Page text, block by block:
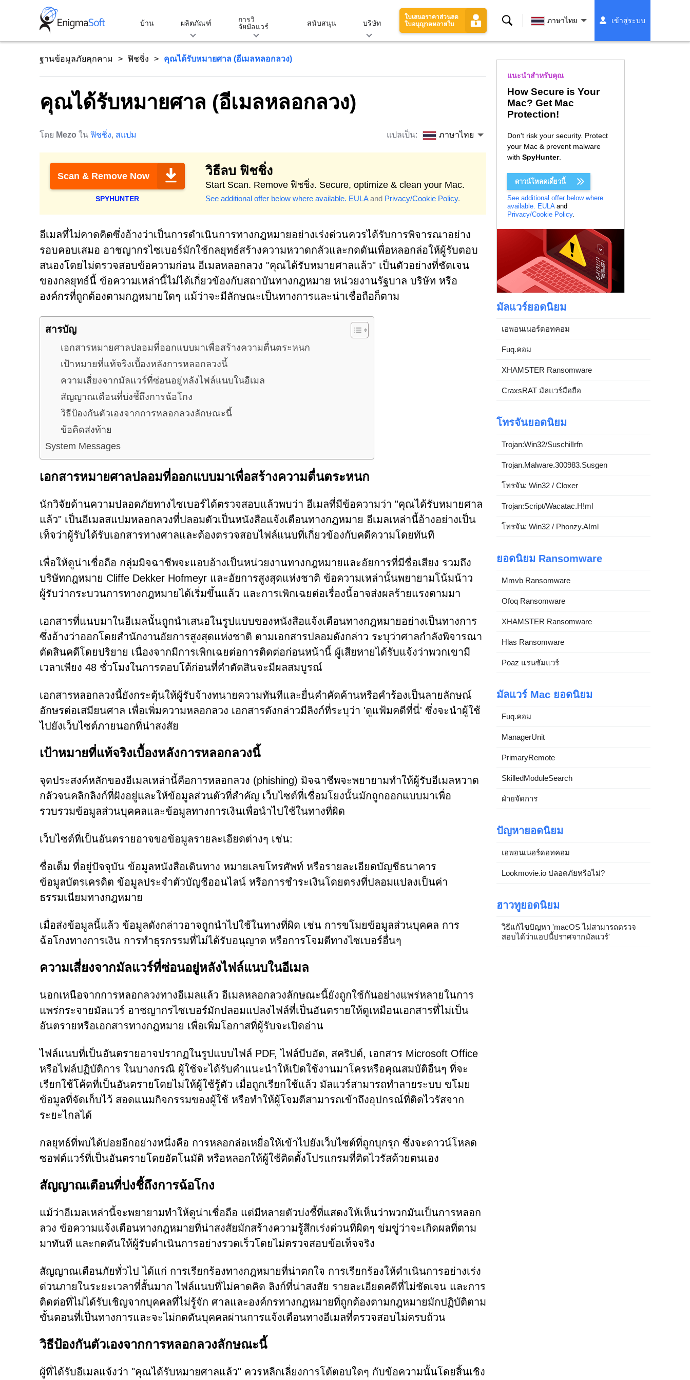
บ้าน ผลิตภัณฑ์
การวิ
จัยมัลแวร์
สนับสนุน บริษัท
ใบเสนอราคาส่วนลด
ใบอนุญาตหลายใบ
ค้นหา ภาษาไทย เข้าสู่ระบบ
ฐานข้อมูลภัยคุกคาม ฟิชชิ่ง คุณได้รับหมายศาล (อีเมลหลอกลวง)
คุณได้รับหมายศาล (อีเมลหลอกลวง)
โดย Mezo ใน ฟิชชิ่ง, สแปม แปลเป็น: ภาษาไทย
Scan & Remove Now
SPYHUNTER
วิธีลบ ฟิชชิ่ง
Start Scan. Remove ฟิชชิ่ง. Secure, optimize & clean your Mac.
See additional offer below where available. EULAand Privacy/Cookie Policy.
อีเมลที่ไม่คาดคิดซึ่งอ้างว่าเป็นการดำเนินการทางกฎหมายอย่างเร่งด่วนควรได้รับการพิจารณาอย่าง
รอบคอบเสมอ อาชญากรไซเบอร์มักใช้กลยุทธ์สร้างความหวาดกลัวและกดดันเพื่อหลอกล่อให้ผู้รับตอบ
สนองโดยไม่ตรวจสอบข้อความก่อน อีเมลหลอกลวง "คุณได้รับหมายศาลแล้ว" เป็นตัวอย่างที่ชัดเจน
ของกลยุทธ์นี้ ข้อความเหล่านี้ไม่ได้เกี่ยวข้องกับสถาบันทางกฎหมาย หน่วยงานรัฐบาล บริษัท หรือ
องค์กรที่ถูกต้องตามกฎหมายใดๆ แม้ว่าจะมีลักษณะเป็นทางการและน่าเชื่อถือก็ตาม
สารบัญ
เอกสารหมายศาลปลอมที่ออกแบบมาเพื่อสร้างความตื่นตระหนก
เป้าหมายที่แท้จริงเบื้องหลังการหลอกลวงนี้
ความเสี่ยงจากมัลแวร์ที่ซ่อนอยู่หลังไฟล์แนบในอีเมล
สัญญาณเตือนที่บ่งชี้ถึงการฉ้อโกง
วิธีป้องกันตัวเองจากการหลอกลวงลักษณะนี้
ข้อคิดส่งท้าย
System Messages
เอกสารหมายศาลปลอมที่ออกแบบมาเพื่อสร้างความตื่นตระหนก
นักวิจัยด้านความปลอดภัยทางไซเบอร์ได้ตรวจสอบแล้วพบว่า อีเมลที่มีข้อความว่า "คุณได้รับหมายศาล
แล้ว" เป็นอีเมลสแปมหลอกลวงที่ปลอมตัวเป็นหนังสือแจ้งเตือนทางกฎหมาย อีเมลเหล่านี้อ้างอย่างเป็น
เท็จว่าผู้รับได้รับเอกสารทางศาลและต้องตรวจสอบไฟล์แนบที่เกี่ยวข้องกับคดีความโดยทันที
เพื่อให้ดูน่าเชื่อถือ กลุ่มมิจฉาชีพจะแอบอ้างเป็นหน่วยงานทางกฎหมายและอัยการที่มีชื่อเสียง รวมถึง
บริษัทกฎหมาย Cliffe Dekker Hofmeyr และอัยการสูงสุดแห่งชาติ ข้อความเหล่านั้นพยายามโน้มน้าว
ผู้รับว่ากระบวนการทางกฎหมายได้เริ่มขึ้นแล้ว และการเพิกเฉยต่อเรื่องนี้อาจส่งผลร้ายแรงตามมา
เอกสารที่แนบมาในอีเมลนั้นถูกนำเสนอในรูปแบบของหนังสือแจ้งเตือนทางกฎหมายอย่างเป็นทางการ
ซึ่งอ้างว่าออกโดยสำนักงานอัยการสูงสุดแห่งชาติ ตามเอกสารปลอมดังกล่าว ระบุว่าศาลกำลังพิจารณา
ตัดสินคดีโดยปริยาย เนื่องจากมีการเพิกเฉยต่อการติดต่อก่อนหน้านี้ ผู้เสียหายได้รับแจ้งว่าพวกเขามี
เวลาเพียง 48 ชั่วโมงในการตอบโต้ก่อนที่คำตัดสินจะมีผลสมบูรณ์
เอกสารหลอกลวงนี้ยังกระตุ้นให้ผู้รับจ้างทนายความทันทีและยื่นคำคัดค้านหรือคำร้องเป็นลายลักษณ์
อักษรต่อเสมียนศาล เพื่อเพิ่มความหลอกลวง เอกสารดังกล่าวมีลิงก์ที่ระบุว่า 'ดูแฟ้มคดีที่นี่' ซึ่งจะนำผู้ใช้
ไปยังเว็บไซต์ภายนอกที่น่าสงสัย
เป้าหมายที่แท้จริงเบื้องหลังการหลอกลวงนี้
จุดประสงค์หลักของอีเมลเหล่านี้คือการหลอกลวง (phishing) มิจฉาชีพจะพยายามทำให้ผู้รับอีเมลหวาด
กลัวจนคลิกลิงก์ที่ฝังอยู่และให้ข้อมูลส่วนตัวที่สำคัญ เว็บไซต์ที่เชื่อมโยงนั้นมักถูกออกแบบมาเพื่อ
รวบรวมข้อมูลส่วนบุคคลและข้อมูลทางการเงินเพื่อนำไปใช้ในทางที่ผิด
เว็บไซต์ที่เป็นอันตรายอาจขอข้อมูลรายละเอียดต่างๆ เช่น:
ชื่อเต็ม ที่อยู่ปัจจุบัน ข้อมูลหนังสือเดินทาง หมายเลขโทรศัพท์ หรือรายละเอียดบัญชีธนาคาร
ข้อมูลบัตรเครดิต ข้อมูลประจำตัวบัญชีออนไลน์ หรือการชำระเงินโดยตรงที่ปลอมแปลงเป็นค่า
ธรรมเนียมทางกฎหมาย
เมื่อส่งข้อมูลนี้แล้ว ข้อมูลดังกล่าวอาจถูกนำไปใช้ในทางที่ผิด เช่น การขโมยข้อมูลส่วนบุคคล การ
ฉ้อโกงทางการเงิน การทำธุรกรรมที่ไม่ได้รับอนุญาต หรือการโจมตีทางไซเบอร์อื่นๆ
ความเสี่ยงจากมัลแวร์ที่ซ่อนอยู่หลังไฟล์แนบในอีเมล
นอกเหนือจากการหลอกลวงทางอีเมลแล้ว อีเมลหลอกลวงลักษณะนี้ยังถูกใช้กันอย่างแพร่หลายในการ
แพร่กระจายมัลแวร์ อาชญากรไซเบอร์มักปลอมแปลงไฟล์ที่เป็นอันตรายให้ดูเหมือนเอกสารที่ไม่เป็น
อันตรายหรือเอกสารทางกฎหมาย เพื่อเพิ่มโอกาสที่ผู้รับจะเปิดอ่าน
ไฟล์แนบที่เป็นอันตรายอาจปรากฏในรูปแบบไฟล์ PDF, ไฟล์บีบอัด, สคริปต์, เอกสาร Microsoft Office
หรือไฟล์ปฏิบัติการ ในบางกรณี ผู้ใช้จะได้รับคำแนะนำให้เปิดใช้งานมาโครหรือคุณสมบัติอื่นๆ ที่จะ
เรียกใช้โค้ดที่เป็นอันตรายโดยไม่ให้ผู้ใช้รู้ตัว เมื่อถูกเรียกใช้แล้ว มัลแวร์สามารถทำลายระบบ ขโมย
ข้อมูลที่จัดเก็บไว้ สอดแนมกิจกรรมของผู้ใช้ หรือทำให้ผู้โจมตีสามารถเข้าถึงอุปกรณ์ที่ติดไวรัสจาก
ระยะไกลได้
กลยุทธ์ที่พบได้บ่อยอีกอย่างหนึ่งคือ การหลอกล่อเหยื่อให้เข้าไปยังเว็บไซต์ที่ถูกบุกรุก ซึ่งจะดาวน์โหลด
ซอฟต์แวร์ที่เป็นอันตรายโดยอัตโนมัติ หรือหลอกให้ผู้ใช้ติดตั้งโปรแกรมที่ติดไวรัสด้วยตนเอง
สัญญาณเตือนที่บ่งชี้ถึงการฉ้อโกง
แม้ว่าอีเมลเหล่านี้จะพยายามทำให้ดูน่าเชื่อถือ แต่มีหลายตัวบ่งชี้ที่แสดงให้เห็นว่าพวกมันเป็นการหลอก
ลวง ข้อความแจ้งเตือนทางกฎหมายที่น่าสงสัยมักสร้างความรู้สึกเร่งด่วนที่ผิดๆ ข่มขู่ว่าจะเกิดผลที่ตาม
มาทันที และกดดันให้ผู้รับดำเนินการอย่างรวดเร็วโดยไม่ตรวจสอบข้อเท็จจริง
สัญญาณเตือนภัยทั่วไป ได้แก่ การเรียกร้องทางกฎหมายที่น่าตกใจ การเรียกร้องให้ดำเนินการอย่างเร่ง
ด่วนภายในระยะเวลาที่สั้นมาก ไฟล์แนบที่ไม่คาดคิด ลิงก์ที่น่าสงสัย รายละเอียดคดีที่ไม่ชัดเจน และการ
ติดต่อที่ไม่ได้รับเชิญจากบุคคลที่ไม่รู้จัก ศาลและองค์กรทางกฎหมายที่ถูกต้องตามกฎหมายมักปฏิบัติตาม
ขั้นตอนที่เป็นทางการและจะไม่กดดันบุคคลผ่านการแจ้งเตือนทางอีเมลที่ตรวจสอบไม่ครบถ้วน
วิธีป้องกันตัวเองจากการหลอกลวงลักษณะนี้
ผู้ที่ได้รับอีเมลแจ้งว่า "คุณได้รับหมายศาลแล้ว" ควรหลีกเลี่ยงการโต้ตอบใดๆ กับข้อความนั้นโดยสิ้นเชิง
แนะนำสำหรับคุณ
How Secure is Your
Mac? Get Mac
Protection!
Don't risk your security. Protect
your Mac & prevent malware
with SpyHunter.
ดาวน์โหลดเดี๋ยวนี้
See additional offer below where
available. EULAand
Privacy/Cookie Policy.
มัลแวร์ยอดนิยม
เอพอนเนอร์ดอทคอม
Fuq.คอม
XHAMSTER Ransomware
CraxsRAT มัลแวร์มือถือ
โทรจันยอดนิยม
Trojan:Win32/Suschil!rfn
Trojan.Malware.300983.Susgen
โทรจัน: Win32 / Cloxer
Trojan:Script/Wacatac.H!ml
โทรจัน: Win32 / Phonzy.A!ml
ยอดนิยม Ransomware
Mmvb Ransomware
Ofoq Ransomware
XHAMSTER Ransomware
Hlas Ransomware
Poaz แรนซัมแวร์
มัลแวร์ Mac ยอดนิยม
Fuq.คอม
ManagerUnit
PrimaryRemote
SkilledModuleSearch
ฝ่ายจัดการ
ปัญหายอดนิยม
เอพอนเนอร์ดอทคอม
Lookmovie.io ปลอดภัยหรือไม่?
ฮาวทูยอดนิยม
วิธีแก้ไขปัญหา 'macOS ไม่สามารถตรวจ
สอบได้ว่าแอปนี้ปราศจากมัลแวร์'